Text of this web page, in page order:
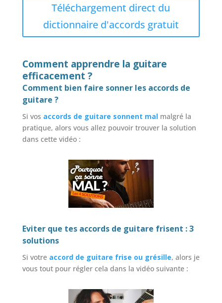
Téléchargement direct du
dictionnaire d'accords gratuit
Comment apprendre la guitare
efficacement ?
Comment bien faire sonner les accords de
guitare ?
Si vos accords de guitare sonnent malmalgré la
pratique, alors vous allez pouvoir trouver la solution
dans cette vidéo :
Eviter que tes accords de guitare frisent : 3
solutions
Si votre accord de guitare frise ou grésille, alors je
vous tout pour régler cela dans la vidéo suivante :